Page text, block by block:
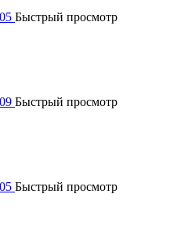
Быстрый просмотр
Быстрый просмотр
Быстрый просмотр